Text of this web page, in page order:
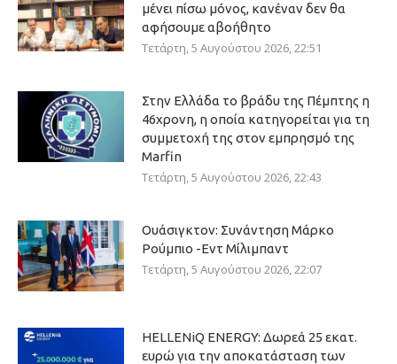
μένει πίσω μόνος, κανέναν δεν θα
αφήσουμε αβοήθητο
Τετάρτη, 5 Αυγούστου 2026, 22:51
Στην Ελλάδα το βράδυ της Πέμπτης η
46χρονη, η οποία κατηγορείται για τη
συμμετοχή της στον εμπρησμό της
Marfin
Τετάρτη, 5 Αυγούστου 2026, 22:43
Ουάσιγκτον: Συνάντηση Μάρκο
Ρούμπιο -Εντ Μίλιμπαντ
Τετάρτη, 5 Αυγούστου 2026, 22:07
HELLENiQ ENERGY: Δωρεά 25 εκατ.
ευρώ για την αποκατάσταση των